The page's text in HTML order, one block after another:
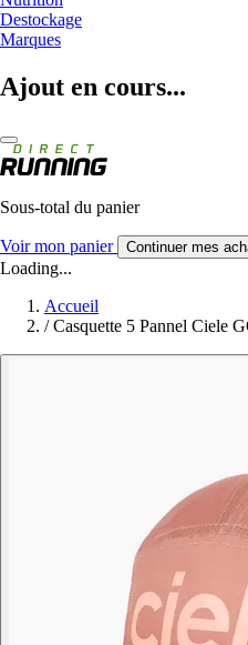
Destockage
Marques
Ajout en cours...
Sous-total du panier
Voir mon panier Continuer mes
Loading...
Accueil
/ Casquette 5 Pannel Ciele